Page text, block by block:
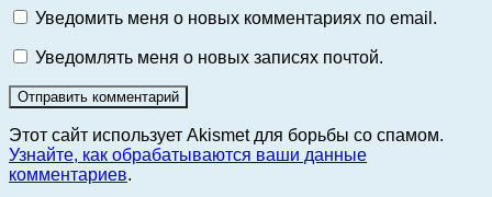
Уведомить меня о новых комментариях по email.
Уведомлять меня о новых записях почтой.
Этот сайт использует Akismet для борьбы со спамом.
Узнайте, как обрабатываются ваши данные
комментариев.